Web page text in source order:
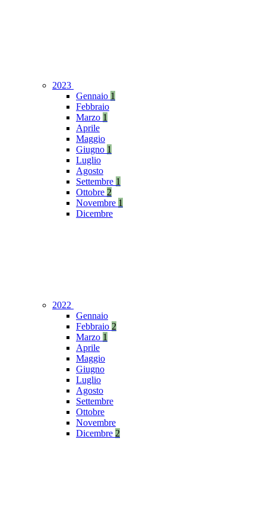
2023
Gennaio 1
Febbraio
Marzo 1
Aprile
Maggio
Giugno 1
Luglio
Agosto
Settembre 1
Ottobre 2
Novembre 1
Dicembre
2022
Gennaio
Febbraio 2
Marzo 1
Aprile
Maggio
Giugno
Luglio
Agosto
Settembre
Ottobre
Novembre
Dicembre 2